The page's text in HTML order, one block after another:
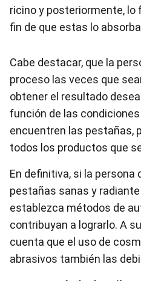
ricino y posteriormente, lo
fin de que estas lo
Cabe destacar, que la
proceso las veces que
obtener el resultado
función de las
encuentren las pestañas,
todos los productos que
En definitiva, si la persona
pestañas sanas y
establezca métodos de
contribuyan a lograrlo. A
cuenta que el uso de
abrasivos también las